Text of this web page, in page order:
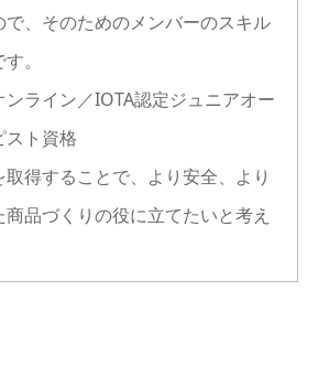
で、そのためのメンバーのスキル
。
ンライン／IOTA認定ジュニアオー
スト資格
取得することで、より安全、より
品づくりの役に立てたいと考え